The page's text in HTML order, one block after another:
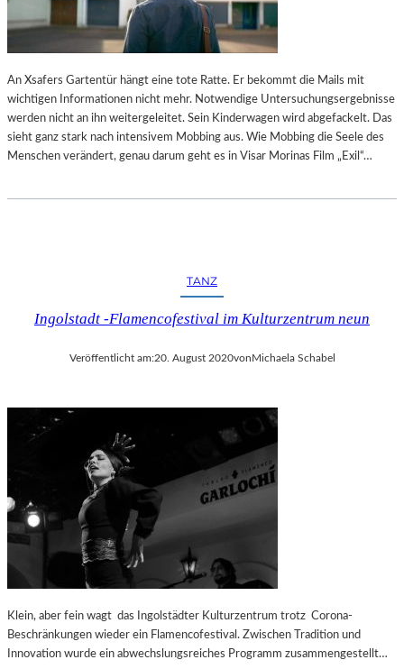
An Xsafers Gartentür hängt eine tote Ratte. Er bekommt die Mails mit
wichtigen Informationen nicht mehr. Notwendige Untersuchungsergebnisse
werden nicht an ihn weitergeleitet. Sein Kinderwagen wird abgefackelt. Das
sieht ganz stark nach intensivem Mobbing aus. Wie Mobbing die Seele des
Menschen verändert, genau darum geht es in Visar Morinas Film „Exil“…
TANZ
Ingolstadt -Flamencofestival im Kulturzentrum neun
Veröffentlicht am:20. August 2020von Michaela Schabel
Klein, aber fein wagt das Ingolstädter Kulturzentrum trotz Corona-
Beschränkungen wieder ein Flamencofestival. Zwischen Tradition und
Innovation wurde ein abwechslungsreiches Programm zusammengestellt…